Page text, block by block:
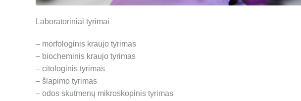
Laboratoriniai tyrimai
– morfologinis kraujo tyrimas
– biocheminis kraujo tyrimas
– citologinis tyrimas
– šlapimo tyrimas
– odos skutmenų mikroskopinis tyrimas